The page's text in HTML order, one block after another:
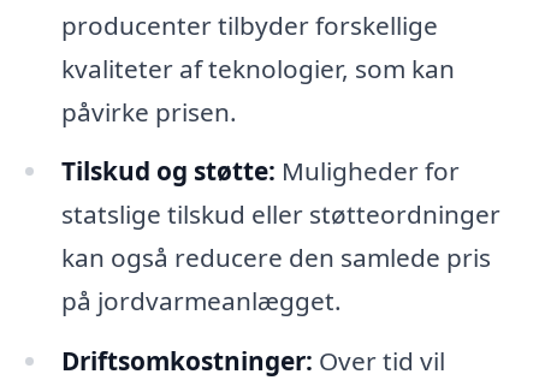
producenter tilbyder forskellige
kvaliteter af teknologier, som kan
påvirke prisen.
Tilskud og støtte: Muligheder for
statslige tilskud eller støtteordninger
kan også reducere den samlede pris
på jordvarmeanlægget.
Driftsomkostninger: Over tid vil